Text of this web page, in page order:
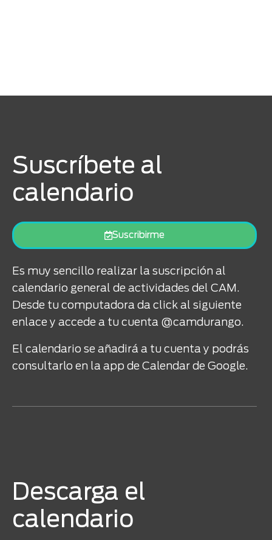
Suscríbete al
calendario
Suscribirme
Es muy sencillo realizar la suscripción al
calendario general de actividades del CAM.
Desde tu computadora da click al siguiente
enlace y accede a tu cuenta @camdurango.
El calendario se añadirá a tu cuenta y podrás
consultarlo en la app de Calendar de Google.
Descarga el
calendario